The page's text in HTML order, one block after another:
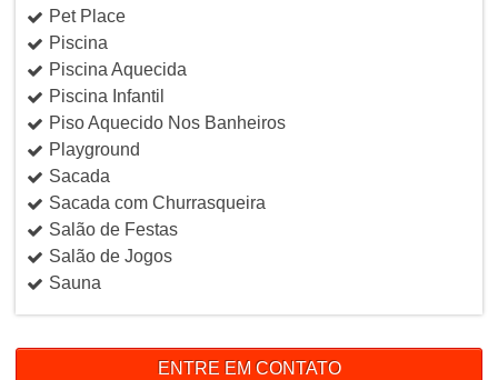
Pet Place
Piscina
Piscina Aquecida
Piscina Infantil
Piso Aquecido Nos Banheiros
Playground
Sacada
Sacada com Churrasqueira
Salão de Festas
Salão de Jogos
Sauna
ENTRE EM CONTATO